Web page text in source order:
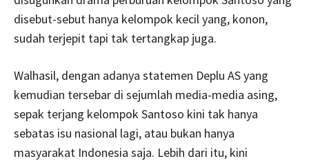
disebut-sebut hanya kelompok kecil yang, konon,
sudah terjepit tapi tak tertangkap juga.
Walhasil, dengan adanya statemen Deplu AS yang
kemudian tersebar di sejumlah media-media asing,
sepak terjang kelompok Santoso kini tak hanya
sebatas isu nasional lagi, atau bukan hanya
masyarakat Indonesia saja. Lebih dari itu, kini